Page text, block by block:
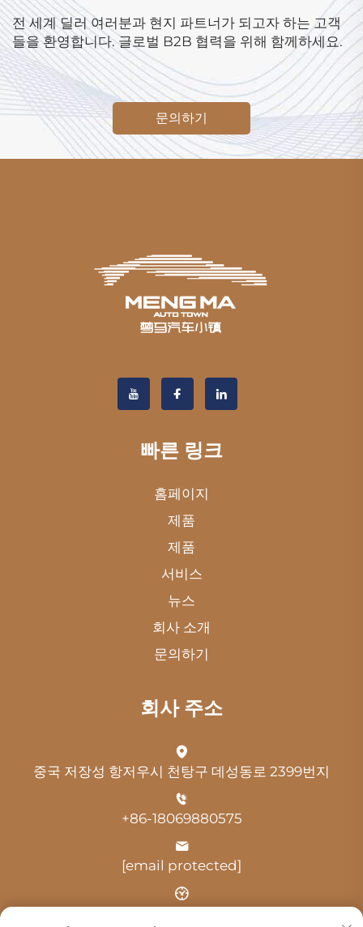
전 세계 딜러 여러분과 현지 파트너가 되고자 하는 고객
들을 환영합니다. 글로벌 B2B 협력을 위해 함께하세요.
문의하기
빠른 링크
홈페이지
제품
제품
서비스
뉴스
회사 소개
문의하기
회사 주소
중국 저장성 항저우시 천탕구 데성동로 2399번지
+86-18069880575
[email protected]